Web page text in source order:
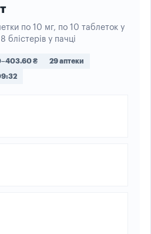
по 10 мг, по 10 таблеток у
блістерів у пачці
₴ 29 аптеки